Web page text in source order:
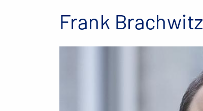
Frank Brachwitz